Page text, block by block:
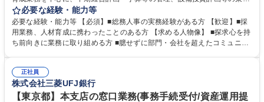
定、さらに社内の重要会議の運営等、経営の根幹となる幅広い総務人事業
務全般を担当していただきます。 【主な業務内容】 ■採用関係業務および
人材育成(社員研修)業務の推進 ■中期経営計画および予算等の管理 ■設備
投資計画等の策定 ■社内の重要会議の運営 ■その他総務人事業務全般 【入
務人事】経験者歓迎！/阪急阪神HDグループ/年休124日
必要な経験・能力等
必要な経験・能力等 【必須】■総務人事の実務経験がある方 【歓迎】■採
用業務、人材育成に携わったことのある方 【求める人物像】 ■探求心を持
ち前向きに業務に取り組める方 ■臆せずに部門・会社を超えたコミュニケ
囲のメンバーと協調しつつ主体性を持って能動的に業務を推進できる方 学
歴・資格 学歴：大学院 大学 高専 短大 専修学校 高校 語学力： 資格：
正社員
株式会社三菱UFJ銀行
【東京都】本支店の窓口業務(事務手続受付/資産運用提